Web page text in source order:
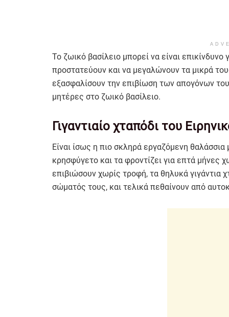
Το ζωικό βασίλειο μπορεί να είναι
προστατεύουν και να μεγαλώνουν τα μικρά
εξασφαλίσουν την επιβίωση των απογόνων
μητέρες στο ζωικό βασίλειο.
Γιγαντιαίο χταπόδι του
Είναι ίσως η πιο σκληρά εργαζόμενη
κρησφύγετο και τα φροντίζει για επτά μήνες
επιβιώσουν χωρίς τροφή, τα θηλυκά γιγάντια
σώματός τους, και τελικά πεθαίνουν από